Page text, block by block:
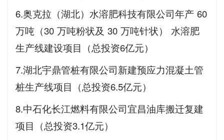
6.奥克拉（湖北）水溶肥科技有限公司年产 60
万吨（30 万吨粉状及 30 万吨针状） 水溶肥
生产线建设项目（总投资6亿元）
7.湖北宇鼎管桩有限公司新建预应力混凝土管
桩生产线项目（总投资6.5亿元）
8.中石化长江燃料有限公司宜昌油库搬迁复建
项目（总投资3.1亿元）